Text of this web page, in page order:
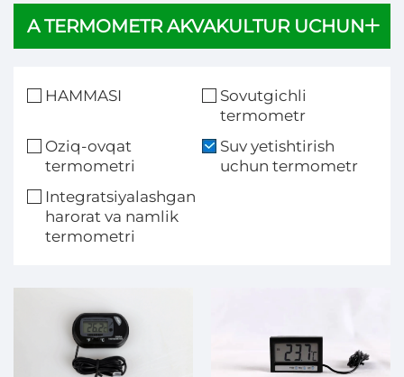
A TERMOMETR AKVAKULTUR UCHUN
HAMMASI
Sovutgichli
termometr
Oziq-ovqat
termometri
Suv yetishtirish
uchun termometr
Integratsiyalashgan
harorat va namlik
termometri